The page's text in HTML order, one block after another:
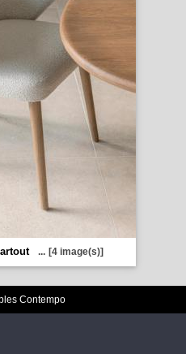
... [4 image(s)]
Contempo